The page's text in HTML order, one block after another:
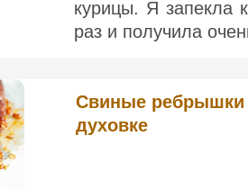
курицы. Я запекла
раз и получила
Свиные ребрышки
духовке